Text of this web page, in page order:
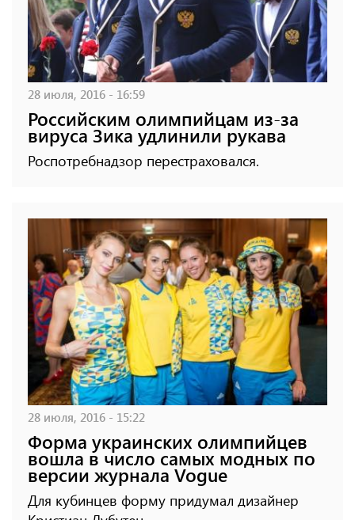
28 июля, 2016 - 16:59
Российским олимпийцам из-за
вируса Зика удлинили рукава
Роспотребнадзор перестраховался.
28 июля, 2016 - 15:22
Форма украинских олимпийцев
вошла в число самых модных по
версии журнала Vogue
Для кубинцев форму придумал дизайнер